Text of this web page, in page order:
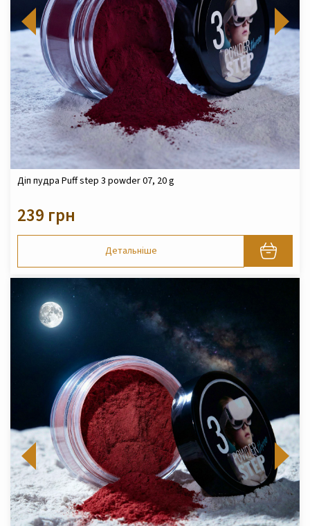
Діп пудра Puff step 3 powder 07, 20 g
239 грн
Детальніше